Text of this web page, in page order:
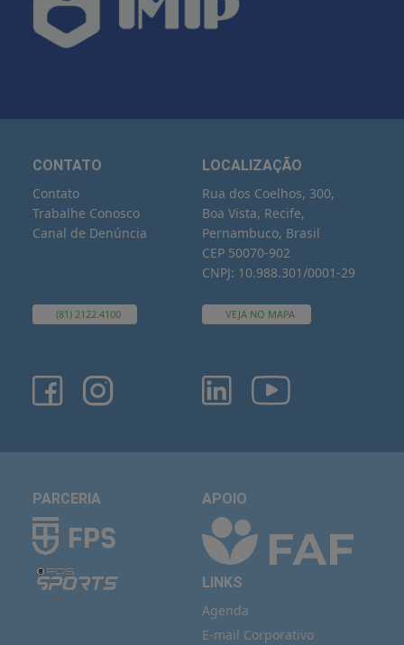
CONTATO
Contato
Trabalhe Conosco
Canal de Denúncia
(81) 2122.4100
LOCALIZAÇÃO
Rua dos Coelhos, 300,
Boa Vista, Recife,
Pernambuco, Brasil
CEP 50070-902
CNPJ: 10.988.301/0001-29
VEJA NO MAPA
PARCERIA APOIO
LINKS
Agenda
E-mail Corporativo